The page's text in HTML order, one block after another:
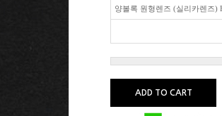
양볼록 원형렌즈 (실리카렌즈)
ADD TO CART